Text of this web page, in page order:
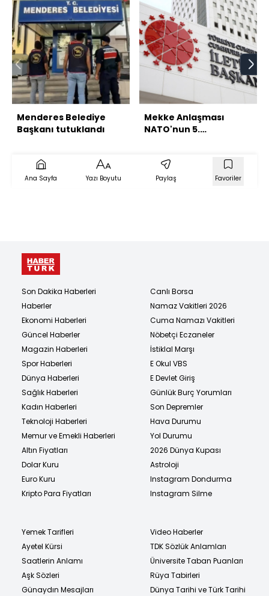
Menderes Belediye
Başkanı tutuklandı
Mekke Anlaşması
NATO'nun 5.
Ana Sayfa Yazı Boyutu Paylaş Favoriler
Son Dakika Haberleri
Haberler
Ekonomi Haberleri
Güncel Haberler
Magazin Haberleri
Spor Haberleri
Dünya Haberleri
Sağlık Haberleri
Kadın Haberleri
Teknoloji Haberleri
Memur ve Emekli Haberleri
Altın Fiyatları
Dolar Kuru
Euro Kuru
Kripto Para Fiyatları
Canlı Borsa
Namaz Vakitleri 2026
Cuma Namazı Vakitleri
Nöbetçi Eczaneler
İstiklal Marşı
E Okul VBS
E Devlet Giriş
Günlük Burç Yorumları
Son Depremler
Hava Durumu
Yol Durumu
2026 Dünya Kupası
Astroloji
Instagram Dondurma
Instagram Silme
Yemek Tarifleri
Ayetel Kürsi
Saatlerin Anlamı
Aşk Sözleri
Günaydın Mesajları
Video Haberler
TDK Sözlük Anlamları
Üniversite Taban Puanları
Rüya Tabirleri
Dünya Tarihi ve Türk Tarihi